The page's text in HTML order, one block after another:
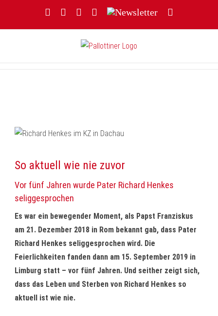
FacebookYouTubeInstagram
Threads
Newsletter
So aktuell wie nie zuvor
Vor fünf Jahren wurde Pater Richard Henkes
seliggesprochen
Es war ein bewegender Moment, als Papst Franziskus
am 21. Dezember 2018 in Rom bekannt gab, dass Pater
Richard Henkes seliggesprochen wird. Die
Feierlichkeiten fanden dann am 15. September 2019 in
Limburg statt – vor fünf Jahren. Und seither zeigt sich,
dass das Leben und Sterben von Richard Henkes so
aktuell ist wie nie.